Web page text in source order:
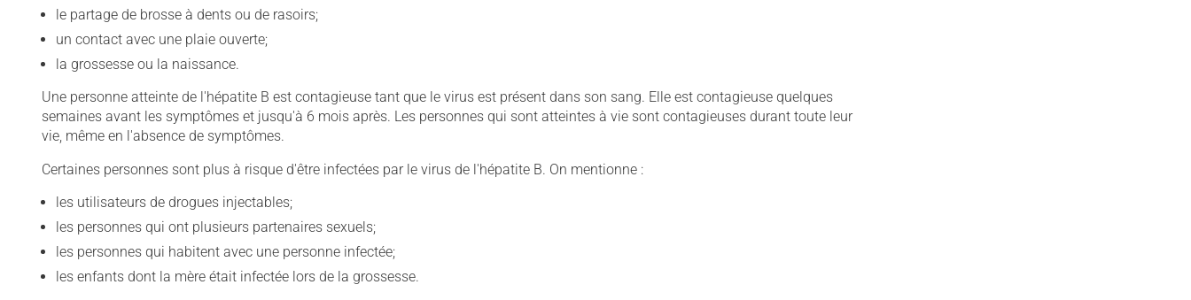
le partage de brosse à dents ou de rasoirs;
un contact avec une plaie ouverte;
la grossesse ou la naissance.
Une personne atteinte de l'hépatite B est contagieuse tant que le virus est présent dans son sang. Elle est contagieuse quelques
semaines avant les symptômes et jusqu'à 6 mois après. Les personnes qui sont atteintes à vie sont contagieuses durant toute leur
vie, même en l'absence de symptômes.
Certaines personnes sont plus à risque d'être infectées par le virus de l'hépatite B. On mentionne :
les utilisateurs de drogues injectables;
les personnes qui ont plusieurs partenaires sexuels;
les personnes qui habitent avec une personne infectée;
les enfants dont la mère était infectée lors de la grossesse.